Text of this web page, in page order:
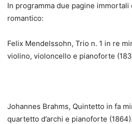
In programma due pagine
romantico:
Felix Mendelssohn, Trio n. 1 in re
violino, violoncello e pianoforte
Johannes Brahms, Quintetto in fa
quartetto d’archi e pianoforte (1864).